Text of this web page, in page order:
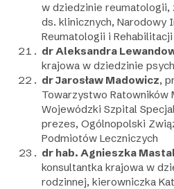
w dziedzinie
ds. klinicznych, Narodowy
Reumatologii i
dr Aleksandra
krajowa w dziedzinie
dr Jarosław Madowicz,
Towarzystwo Ratowników
Wojewódzki Szpital
prezes, Ogólnopolski
Podmiotów Leczniczych
dr hab. Agnieszka
konsultantka krajowa w
rodzinnej, kierowniczka